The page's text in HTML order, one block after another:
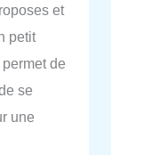
et
petit
de
se
une